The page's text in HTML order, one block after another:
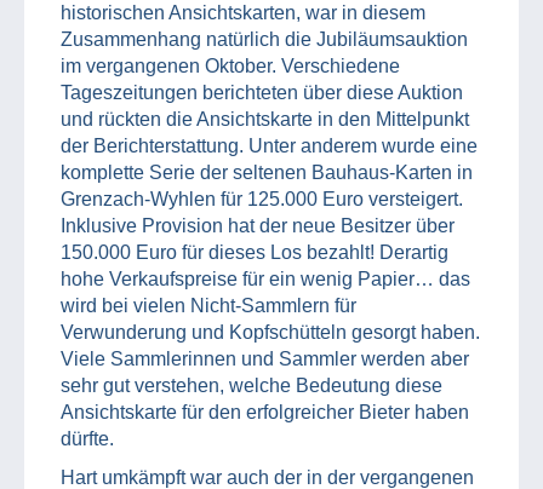
historischen Ansichtskarten, war in diesem
Zusammenhang natürlich die Jubiläumsauktion
im vergangenen Oktober. Verschiedene
Tageszeitungen berichteten über diese Auktion
und rückten die Ansichtskarte in den Mittelpunkt
der Berichterstattung. Unter anderem wurde eine
komplette Serie der seltenen Bauhaus-Karten in
Grenzach-Wyhlen für 125.000 Euro versteigert.
Inklusive Provision hat der neue Besitzer über
150.000 Euro für dieses Los bezahlt! Derartig
hohe Verkaufspreise für ein wenig Papier… das
wird bei vielen Nicht-Sammlern für
Verwunderung und Kopfschütteln gesorgt haben.
Viele Sammlerinnen und Sammler werden aber
sehr gut verstehen, welche Bedeutung diese
Ansichtskarte für den erfolgreicher Bieter haben
dürfte.
Hart umkämpft war auch der in der vergangenen